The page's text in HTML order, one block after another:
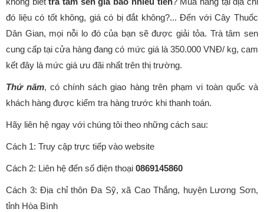
đó liệu có tốt không, giá có bị đắt không?... Đến với Cây Thuốc
Dân Gian, mọi nỗi lo đó của bạn sẽ được giải tỏa. Trà tâm sen
cung cấp tại cửa hàng đang có mức giá là 350.000 VNĐ/ kg, cam
kết đây là mức giá ưu đãi nhất trên thị trường.
Thứ năm, có chính sách giao hàng trên phạm vi toàn quốc và
khách hàng được kiểm tra hàng trước khi thanh toán.
Hãy liên hệ ngay với chúng tôi theo những cách sau:
Cách 1: Truy cập trực tiếp vào website
Cách 2: Liên hệ đến số điện thoại 0869145860
Cách 3: Địa chỉ thôn Đa Sỹ, xã Cao Thắng, huyện Lương Sơn,
tỉnh Hòa Bình